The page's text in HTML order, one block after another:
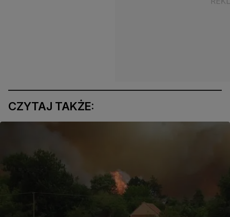
CZYTAJ TAKŻE: